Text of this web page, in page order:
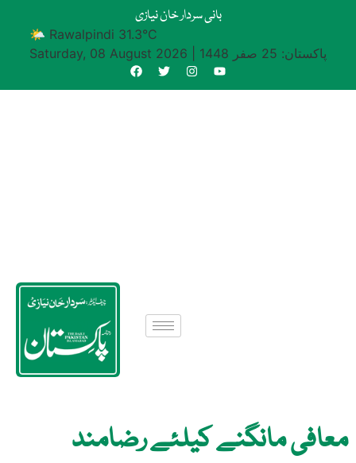
بانی سردار خان نیازی
🌤 Rawalpindi 31.3°C
Saturday, 08 August 2026
پاکستان: 25 صفر 1448
معافی مانگنے کیلئے رضامند